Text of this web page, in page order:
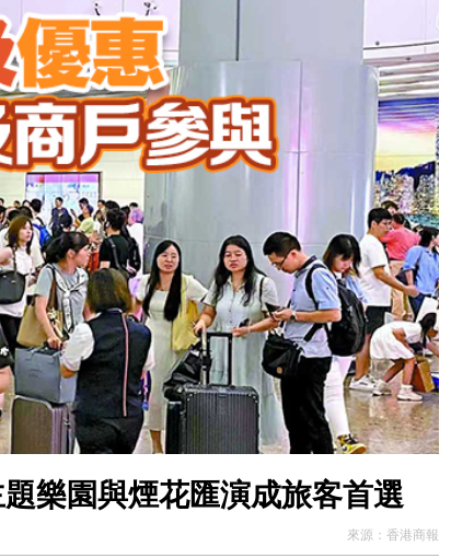
唱節在中山啟幕
22:51
音色密碼
22:33
樂園與煙花匯演成旅客首選
來源： 香港商報